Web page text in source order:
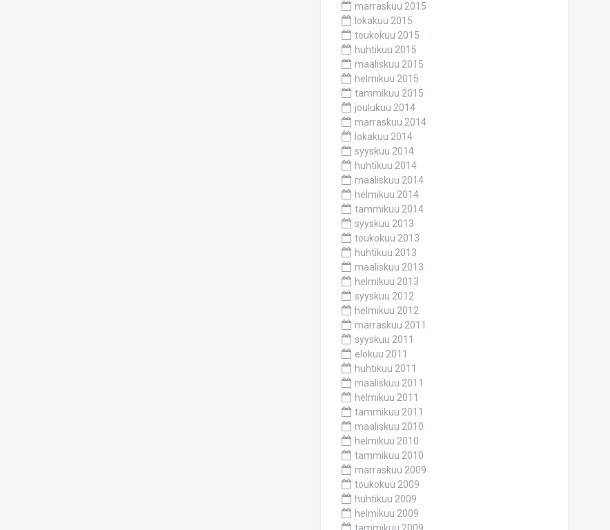
marraskuu 2015
lokakuu 2015
toukokuu 2015
huhtikuu 2015
maaliskuu 2015
helmikuu 2015
tammikuu 2015
joulukuu 2014
marraskuu 2014
lokakuu 2014
syyskuu 2014
huhtikuu 2014
maaliskuu 2014
helmikuu 2014
tammikuu 2014
syyskuu 2013
toukokuu 2013
huhtikuu 2013
maaliskuu 2013
helmikuu 2013
syyskuu 2012
helmikuu 2012
marraskuu 2011
syyskuu 2011
elokuu 2011
huhtikuu 2011
maaliskuu 2011
helmikuu 2011
tammikuu 2011
maaliskuu 2010
helmikuu 2010
tammikuu 2010
marraskuu 2009
toukokuu 2009
huhtikuu 2009
helmikuu 2009